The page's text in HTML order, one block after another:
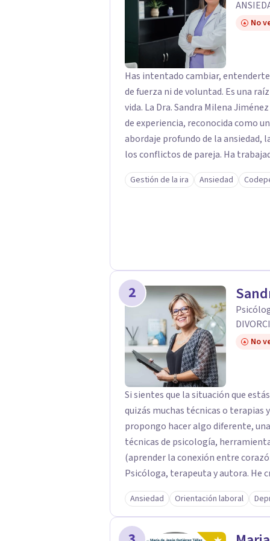
No
Has intentado cambiar,
de fuerza ni de voluntad. Es una
vida. La Dra. Sandra Milena Jiménez Duque es psicóloga clínica con más de 10 años
de experiencia, reconocida como
abordaje profundo de la ansiedad,
los conflictos de pareja. Ha trabajado con pacientes en diferentes países,
acompañando procesos
premisa clara: no trabaja el síntoma,
es una de las mejores opciones para acompañarte.
interno, cambias tu forma de
Gestión de la ira Ansiedad
2
No
Si sientes que la situación que
quizás muchas técnicas o terapias y
propongo hacer algo diferente,
técnicas de psicología,
(aprender la conexión entre corazón y cerebro). Mi
Psicóloga, terapeuta y autora. He creado la METODOLOGÍA SYNCHRONY, con la
cual he impactado en la vida de
sus vidas de una manera COHERENTE y
FAMILIAR Y PROFESIONAL En la primera sesión entiendo exactamente tus
necesidades, la situación en que
Ansiedad Orientación laboral